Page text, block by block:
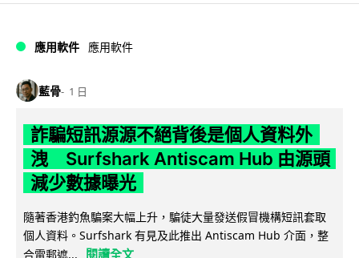
應用軟件 應用軟件
藍骨 1 日
詐騙短訊源源不絕背後是個人資料外
洩 Surfshark Antiscam Hub 由源頭
減少數據曝光
隨著香港釣魚騙案大幅上升，騙徒大量發送假冒機構短訊套取
個人資料。Surfshark 有見及此推出 Antiscam Hub 介面，整
合電郵遮...
閱讀全文